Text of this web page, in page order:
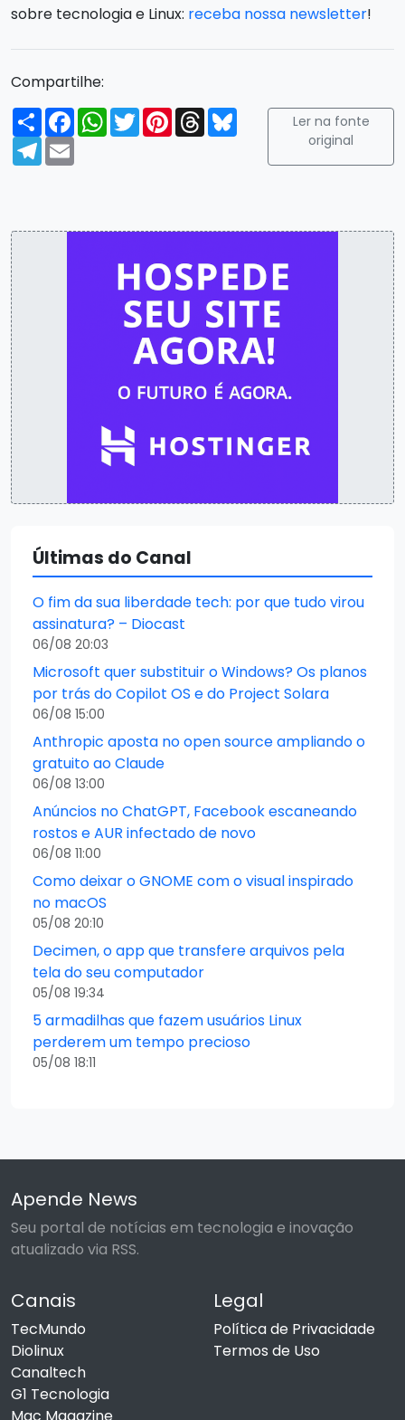
sobre tecnologia e Linux: receba nossa newsletter!
Compartilhe:
Compartilhar
FacebookWhatsApp
TwitterPinterest
ThreadsBluesky
Telegram
Email
Ler na fonte
original
Últimas do Canal
O fim da sua liberdade tech: por que tudo virou
assinatura? – Diocast
06/08 20:03
Microsoft quer substituir o Windows? Os planos
por trás do Copilot OS e do Project Solara
06/08 15:00
Anthropic aposta no open source ampliando o
gratuito ao Claude
06/08 13:00
Anúncios no ChatGPT, Facebook escaneando
rostos e AUR infectado de novo
06/08 11:00
Como deixar o GNOME com o visual inspirado
no macOS
05/08 20:10
Decimen, o app que transfere arquivos pela
tela do seu computador
05/08 19:34
5 armadilhas que fazem usuários Linux
perderem um tempo precioso
05/08 18:11
Apende News
Seu portal de notícias em tecnologia e inovação
atualizado via RSS.
Canais
TecMundo
Diolinux
Canaltech
G1 Tecnologia
Legal
Política de Privacidade
Termos de Uso